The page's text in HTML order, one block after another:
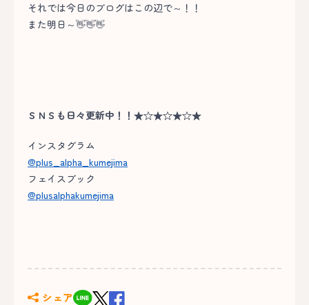
それでは今日のブログはこの辺で～！！
また明日～👋👋👋
ＳＮＳも日々更新中！！★☆★☆★☆★
インスタグラム
@plus_alpha_kumejima
フェイスブック
@plusalphakumejima
シェア